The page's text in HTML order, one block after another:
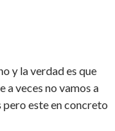
y la verdad es que
a veces no vamos a
pero este en concreto